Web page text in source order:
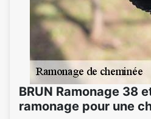
BRUN Ramonage 38
ramonage pour une